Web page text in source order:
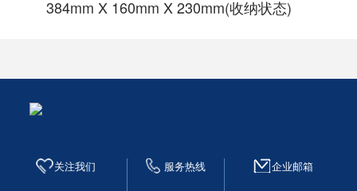
384mm X 160mm X 230mm(收纳状态)
关注我们 服务热线 企业邮箱